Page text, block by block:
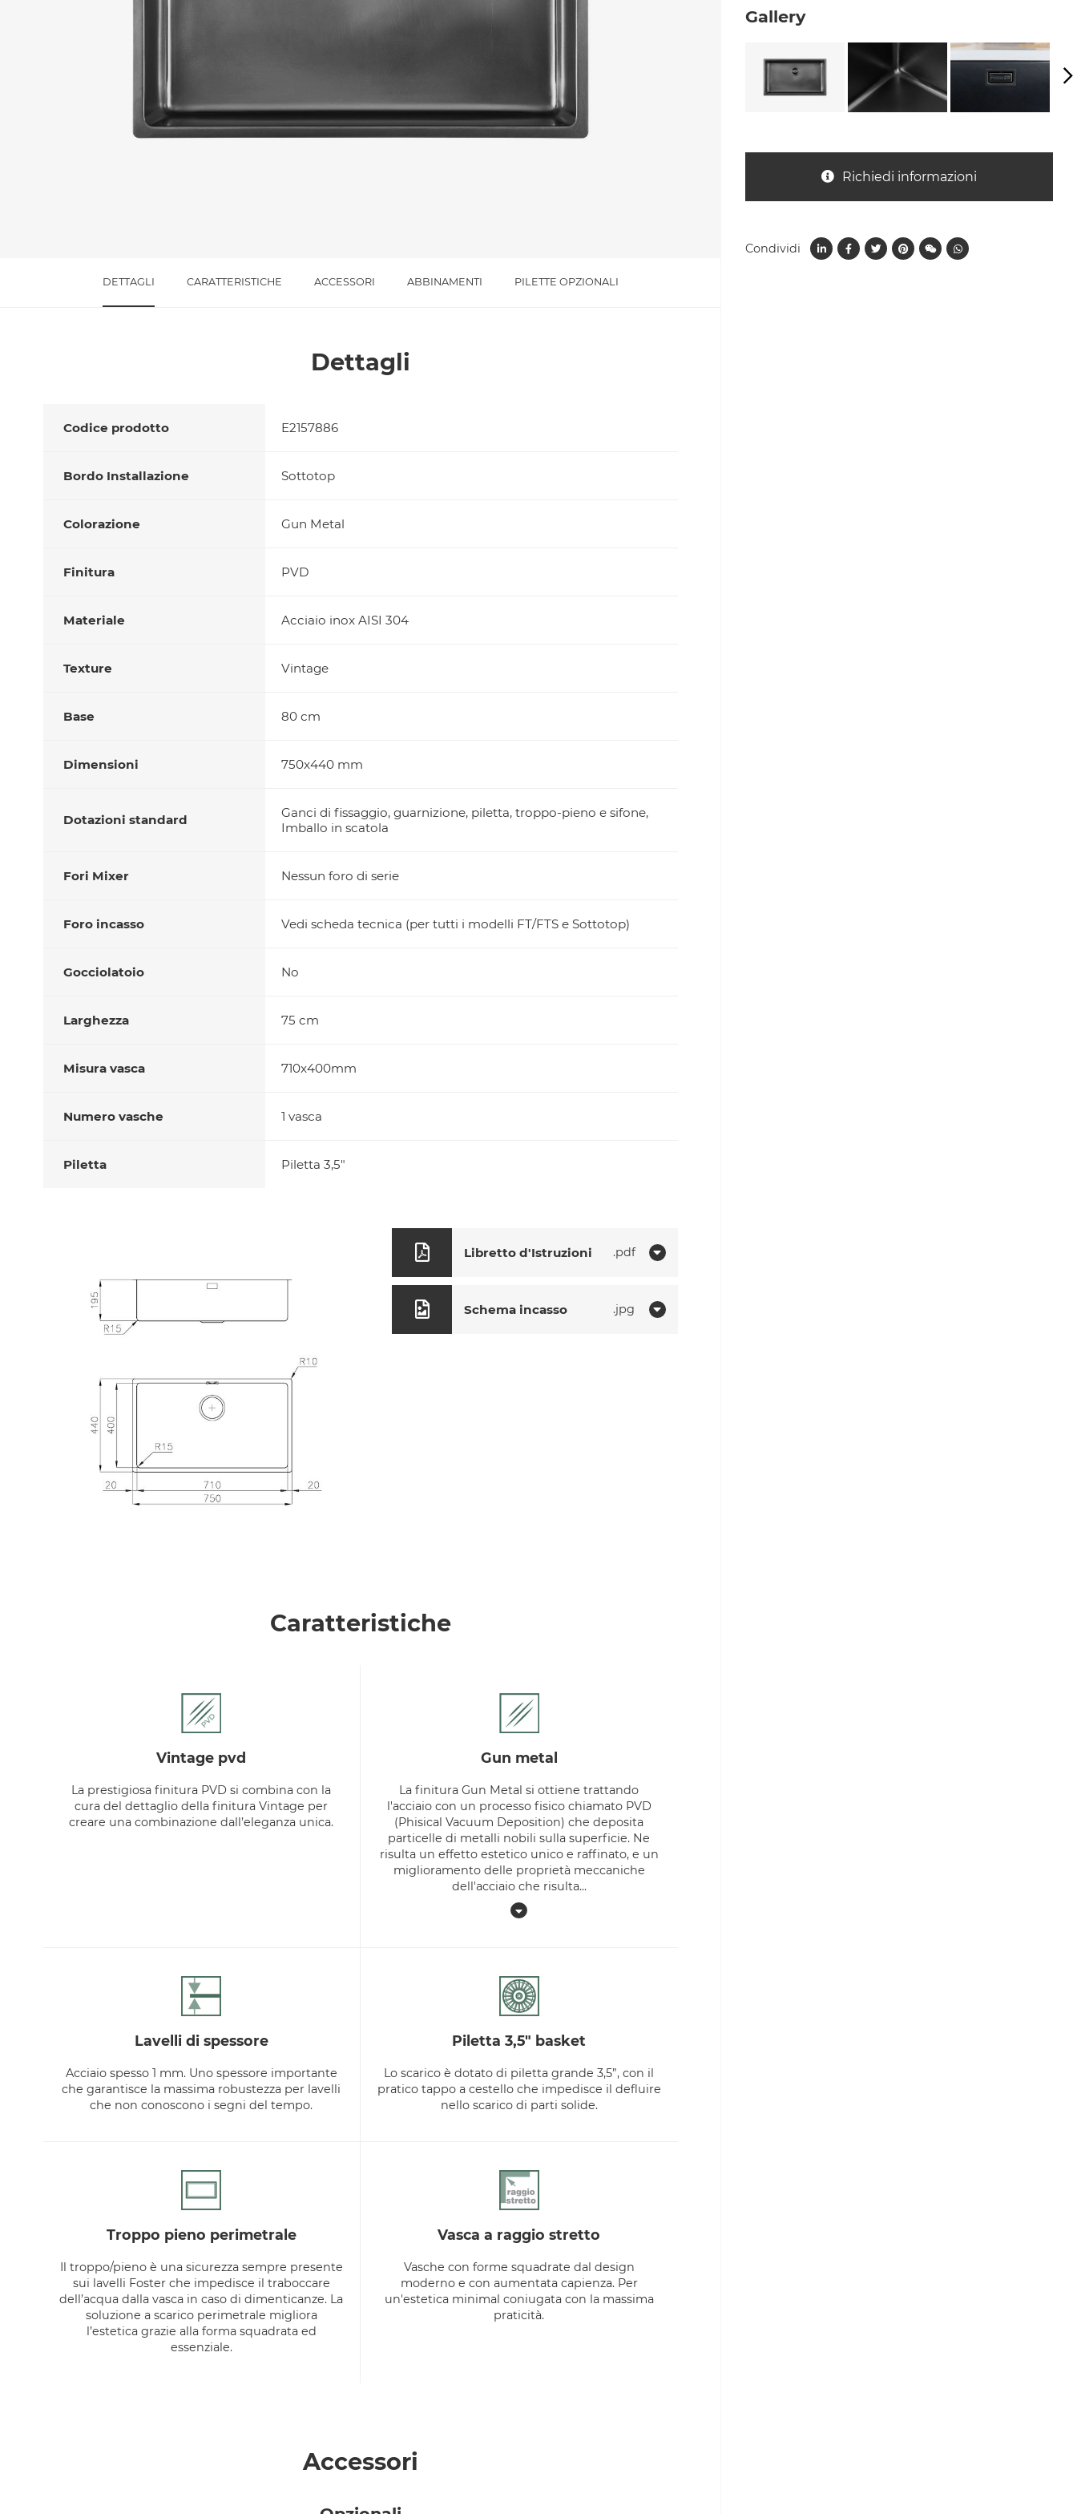
DETTAGLI CARATTERISTICHE ACCESSORI ABBINAMENTI PILETTE OPZIONALI
Dettagli
Libretto d'Istruzioni pdf
Schema incasso jpg
Codice prodotto E2157886
Bordo Installazione Sottotop
Colorazione Gun Metal
Finitura PVD
Materiale Acciaio inox AISI 304
Texture Vintage
Base 80 cm
Dimensioni 750x440 mm
Dotazioni standard
Ganci di fissaggio, guarnizione, piletta, troppo-pieno e sifone,
Imballo in scatola
Fori Mixer Nessun foro di serie
Foro incasso Vedi scheda tecnica (per tutti i modelli FT/FTS e Sottotop)
Gocciolatoio No
Larghezza 75 cm
Misura vasca 710x400mm
Numero vasche 1 vasca
Piletta Piletta 3,5"
Caratteristiche
vintage pvd
La prestigiosa finitura PVD si combina con la
cura del dettaglio della finitura Vintage per
creare una combinazione dall’eleganza unica.
gun metal
La finitura Gun Metal si ottiene trattando
l'acciaio con un processo fisico chiamato PVD
(Phisical Vacuum Deposition) che deposita
particelle di metalli nobili sulla superficie. Ne
risulta un effetto estetico unico e raffinato, e un
miglioramento delle proprietà meccaniche
dell'acciaio che risulta...
lavelli di spessore
Acciaio spesso 1 mm. Uno spessore importante
che garantisce la massima robustezza per lavelli
che non conoscono i segni del tempo.
piletta 3,5" basket
Lo scarico è dotato di piletta grande 3,5”, con il
pratico tappo a cestello che impedisce il defluire
nello scarico di parti solide.
troppo pieno perimetrale
Il troppo/pieno è una sicurezza sempre presente
sui lavelli Foster che impedisce il traboccare
dell’acqua dalla vasca in caso di dimenticanze. La
soluzione a scarico perimetrale migliora
l’estetica grazie alla forma squadrata ed
essenziale.
vasca a raggio stretto
Vasche con forme squadrate dal design
moderno e con aumentata capienza. Per
un'estetica minimal coniugata con la massima
praticità.
Accessori
Gallery
Richiedi informazioni
Condividi